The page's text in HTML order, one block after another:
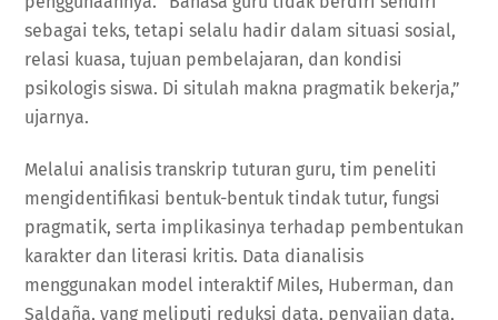
sebagai teks, tetapi selalu hadir dalam situasi sosial,
relasi kuasa, tujuan pembelajaran, dan kondisi
psikologis siswa. Di situlah makna pragmatik bekerja,”
ujarnya.
Melalui analisis transkrip tuturan guru, tim peneliti
mengidentifikasi bentuk-bentuk tindak tutur, fungsi
pragmatik, serta implikasinya terhadap pembentukan
karakter dan literasi kritis. Data dianalisis
menggunakan model interaktif Miles, Huberman, dan
Saldaña, yang meliputi reduksi data, penyajian data,